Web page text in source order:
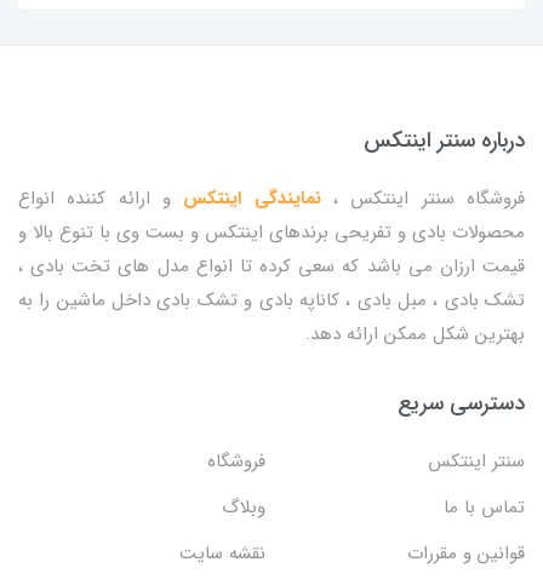
درباره سنتر اینتکس
فروشگاه سنتر اینتکس ،نمایندگی اینتکس و ارائه کننده انواع
محصولات بادی و تفریحی برندهای اینتکس و بست وی با تنوع بالا و
قیمت ارزان می باشد که سعی کرده تا انواع مدل های تخت بادی ،
تشک بادی ، مبل بادی ، کاناپه بادی و تشک بادی داخل ماشین را به
بهترین شکل ممکن ارائه دهد.
دسترسی سریع
سنتر اینتکس
فروشگاه
تماس با ما
وبلاگ
قوانین و مقررات
نقشه سایت